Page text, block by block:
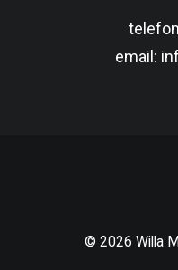
email:
© 2026 Willa